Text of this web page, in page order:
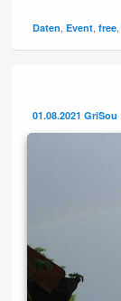
Daten ,Event ,free
01.08.2021 GriSou